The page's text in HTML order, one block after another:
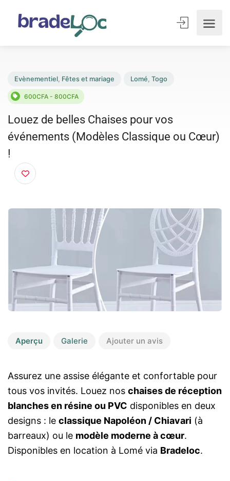
Evènementiel Fêtes et mariage Lomé,
600CFA - 800CFA
Louez de belles Chaises pour vos
événements (Modèles Classique ou
Aperçu Galerie Ajouter un avis
Assurez une assise élégante et confortable pour
tous vos invités. Louez nos chaises de réception
blanches en résine ou PVC disponibles en deux
designs : le classique Napoléon / Chiavari (à
barreaux) ou le modèle moderne à cœur.
Disponibles en location à Lomé via Bradeloc.